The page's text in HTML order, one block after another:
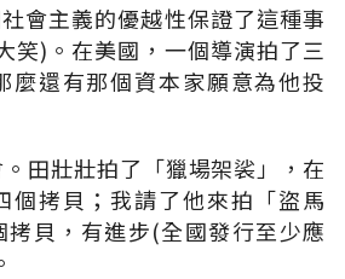
會主義的優越性保證了這種事
笑)。在美國，一個導演拍了三
麼還有那個資本家願意為他投
田壯壯拍了「獵場架裟」，在
個拷貝；我請了他來拍「盜馬
拷貝，有進步(全國發行至少應